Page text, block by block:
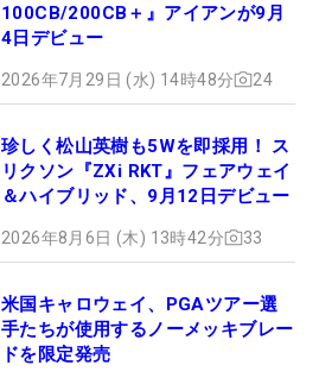
100CB/200CB＋』アイアンが9月
4日デビュー
2026年7月29日 (水) 14時48分 24
珍しく松山英樹も5Wを即採用！ ス
リクソン『ZXi RKT』フェアウェイ
＆ハイブリッド、9月12日デビュー
2026年8月6日 (木) 13時42分 33
米国キャロウェイ、PGAツアー選
手たちが使用するノーメッキブレー
ドを限定発売